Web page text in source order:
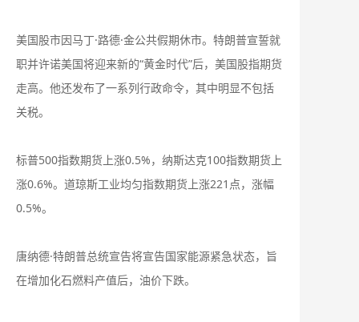
美国股市因马丁·路德·金公共假期休市。特朗普宣誓就
职并许诺美国将迎来新的“黄金时代”后，美国股指期货
走高。他还发布了一系列行政命令，其中明显不包括
关税。
标普500指数期货上涨0.5%，纳斯达克100指数期货上
涨0.6%。道琼斯工业均匀指数期货上涨221点，涨幅
0.5%。
唐纳德·特朗普总统宣告将宣告国家能源紧急状态，旨
在增加化石燃料产值后，油价下跌。